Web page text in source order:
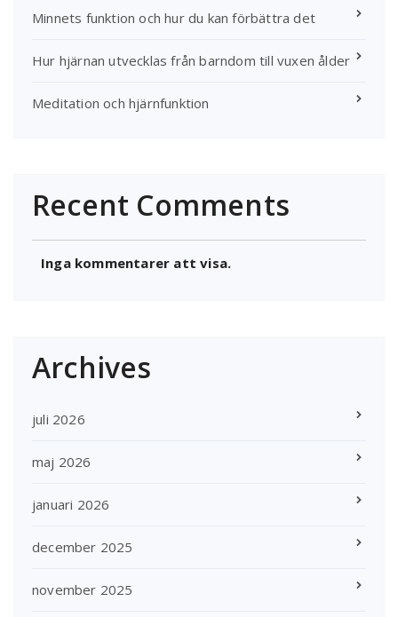
Minnets funktion och hur du kan förbättra det
Hur hjärnan utvecklas från barndom till vuxen ålder
Meditation och hjärnfunktion
Recent Comments
Inga kommentarer att visa.
Archives
juli 2026
maj 2026
januari 2026
december 2025
november 2025